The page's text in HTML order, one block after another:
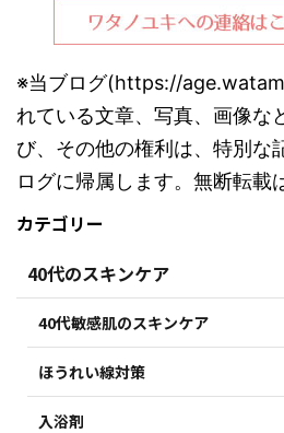
※当ブログ(https://
れている文章、写真、画像な
び、その他の権利は、特別な
ログに帰属します。無断転載
カテゴリー
40代のスキンケア
40代敏感肌のスキンケア
ほうれい線対策
入浴剤